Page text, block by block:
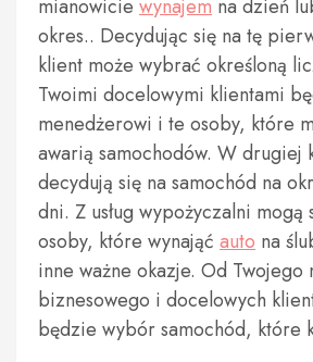
mianowicie wynajem na dzień
okres.. Decydując się na tę
klient może wybrać określoną
Twoimi docelowymi klientami
menedżerowi i te osoby, które
awarią samochodów. W drugiej
decydują się na samochód na
dni. Z usług wypożyczalni mogą
osoby, które wynająć auto na
inne ważne okazje. Od Twojego
biznesowego i docelowych
będzie wybór samochód, które